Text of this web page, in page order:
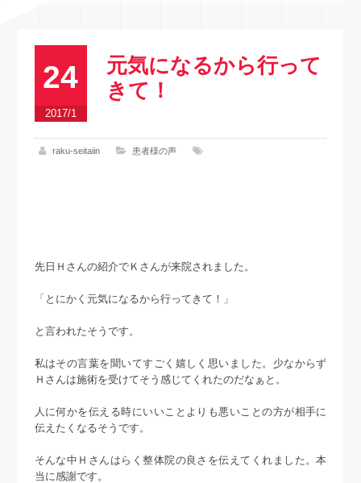
24
2017/1
元気になるから行って
きて！
raku-seitaiin 患者様の声
先日Ｈさんの紹介でＫさんが来院されました。
「とにかく元気になるから行ってきて！」
と言われたそうです。
私はその言葉を聞いてすごく嬉しく思いました。少なからず
Ｈさんは施術を受けてそう感じてくれたのだなぁと。
人に何かを伝える時にいいことよりも悪いことの方が相手に
伝えたくなるそうです。
そんな中Ｈさんはらく整体院の良さを伝えてくれました。本
当に感謝です。